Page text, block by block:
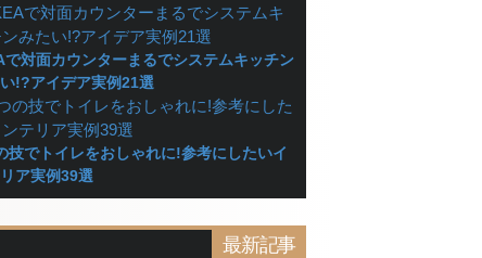
で対面カウンターまるでシステムキッチン
!?アイデア実例21選
技でトイレをおしゃれに!参考にしたいイ
ア実例39選
最新記事